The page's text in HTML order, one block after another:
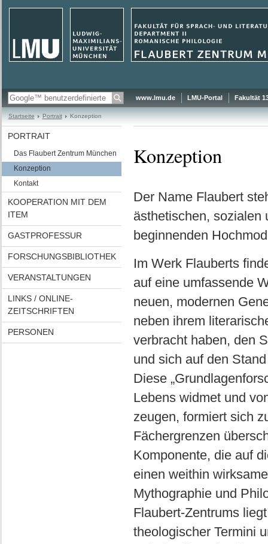
www.lmu.de LMU-Portal Fakultät
Startseite Portrait Konzeption
PORTRAIT
Das Flaubert Zentrum München
Konzeption
Kontakt
KOOPERATION MIT DEM
ITEM
GASTPROFESSUR
FORSCHUNGSBIBLIOTHEK
VERANSTALTUNGEN
LINKS / ONLINE-
ZEITSCHRIFTEN
PERSONEN
Konzeption
Der Name Flaubert
ästhetischen, sozialen
beginnenden
Im Werk Flauberts
auf eine umfassende
neuen, modernen
neben ihrem
verbracht haben, den
und sich auf den
Diese
Lebens widmet und
zeugen, formiert sich
Fächergrenzen
Komponente, die auf
einen weithin
Mythographie und
Flaubert-Zentrums
theologischer Termini